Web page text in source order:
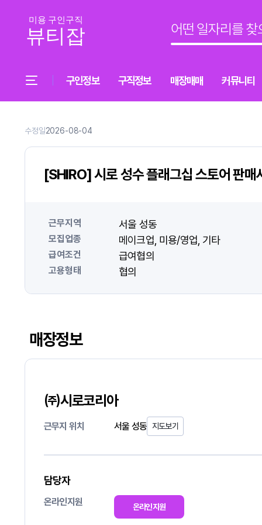
구인정보 구직정보 매장매매 커뮤니티
수정일2026-08-04
[SHIRO] 시로 성수 플래그십 스토어 판매
근무지역 서울 성동
모집업종 메이크업 미용/영업 기타
급여조건 급여협의
고용형태 협의
매장정보
㈜시로코리아
근무지 위치 서울 성동 지도보기
담당자
온라인지원 온라인지원